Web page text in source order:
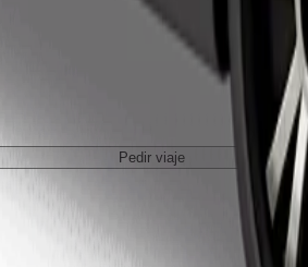
Pedir viaje